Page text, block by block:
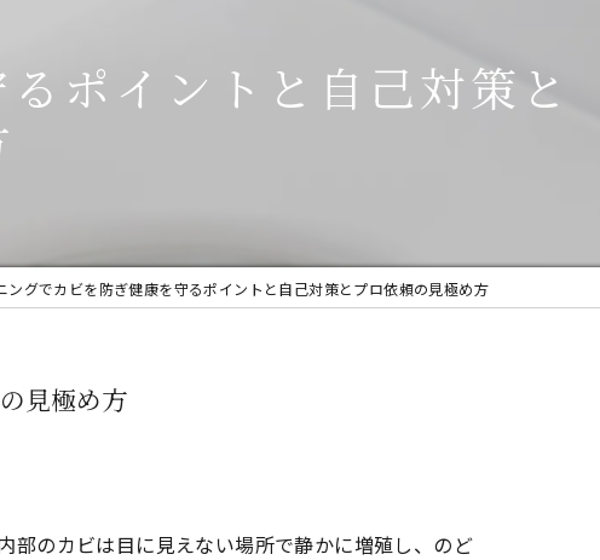
水回り
トイレ
ポイントと自己対策と
ングでカビを防ぎ健康を守るポイントと自己対策とプロ依頼の見極め方
見極め方
部のカビは目に見えない場所で静かに増殖し、のど